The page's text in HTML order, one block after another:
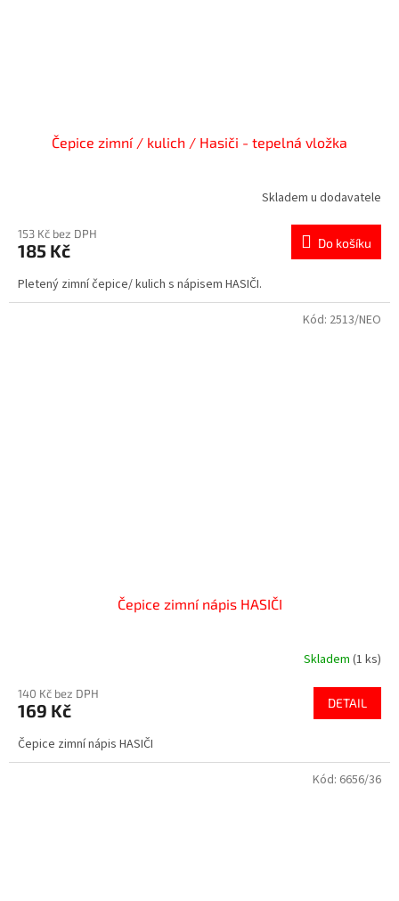
Čepice zimní / kulich / Hasiči - tepelná vložka
Skladem u dodavatele
153 Kč bez DPH
185 Kč Do košíku
Pletený zimní čepice/ kulich s nápisem HASIČI.
Čepice zimní nápis HASIČI
Skladem (1 ks)
140 Kč bez DPH
169 Kč DETAIL
Čepice zimní nápis HASIČI
Kód: 2513/NEO
Kód: 6656/36